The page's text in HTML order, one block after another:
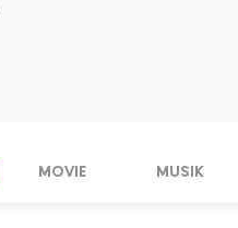
MOVIE MUSIK